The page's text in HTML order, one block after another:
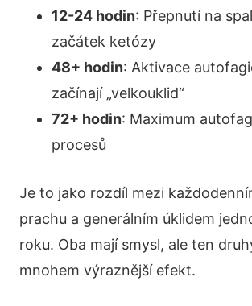
12-24 hodin: Přepnutí na
začátek ketózy
48+ hodin: Aktivace
začínají „velkouklid“
72+ hodin: Maximum
procesů
Je to jako rozdíl mezi
prachu a generálním úklidem
roku. Oba mají smysl, ale ten
mnohem výraznější efekt.